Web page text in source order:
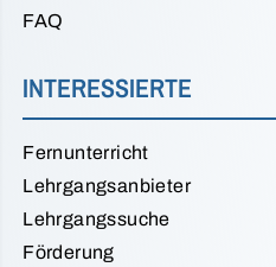
FAQ
INTERESSIERTE
Fernunterricht
Lehrgangsanbieter
Lehrgangssuche
Förderung